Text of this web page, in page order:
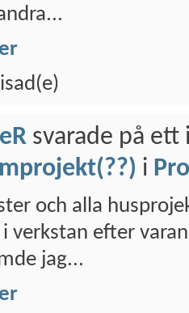
svarade på ett
i
och alla
verkstan efter
jag...